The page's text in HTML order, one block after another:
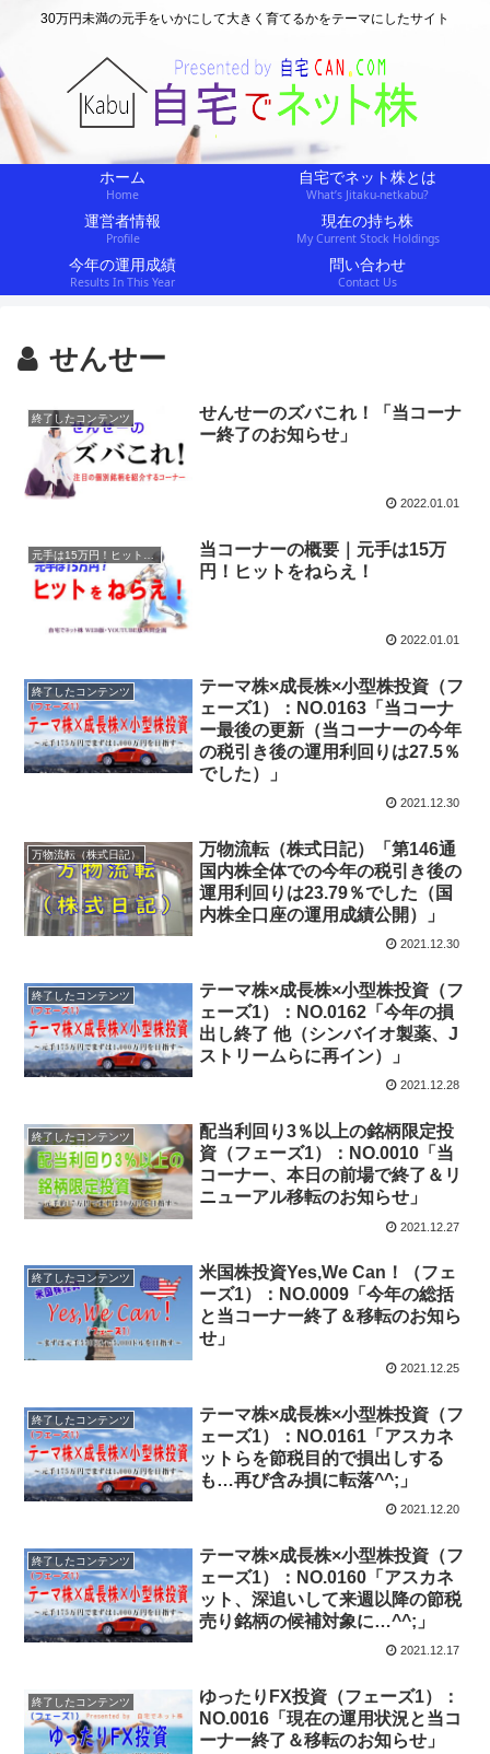
30万円未満の元手をいかにして大きく育てるかをテーマにしたサイト
ホーム
Home
自宅でネット株とは
What’s Jitaku-netkabu?
運営者情報
Profile
現在の持ち株
My Current Stock Holdings
今年の運用成績
Results In This Year
問い合わせ
Contact Us
せんせー
終了したコンテンツ
せんせーのズバこれ！「当コーナ
ー終了のお知らせ」
2022.01.01
元手は15万円！ヒットをねらえ！
当コーナーの概要｜元手は15万
円！ヒットをねらえ！
2022.01.01
終了したコンテンツ
テーマ株×成長株×小型株投資（フ
ェーズ1）：NO.0163「当コーナ
ー最後の更新（当コーナーの今年
の税引き後の運用利回りは27.5％
でした）」
2021.12.30
万物流転（株式日記）
万物流転（株式日記）「第146通
国内株全体での今年の税引き後の
運用利回りは23.79％でした（国
内株全口座の運用成績公開）」
2021.12.30
終了したコンテンツ
テーマ株×成長株×小型株投資（フ
ェーズ1）：NO.0162「今年の損
出し終了 他（シンバイオ製薬、J
ストリームらに再イン）」
2021.12.28
終了したコンテンツ
配当利回り3％以上の銘柄限定投
資（フェーズ1）：NO.0010「当
コーナー、本日の前場で終了＆リ
ニューアル移転のお知らせ」
2021.12.27
終了したコンテンツ
米国株投資Yes,We Can！（フェ
ーズ1）：NO.0009「今年の総括
と当コーナー終了＆移転のお知ら
せ」
2021.12.25
終了したコンテンツ
テーマ株×成長株×小型株投資（フ
ェーズ1）：NO.0161「アスカネ
ットらを節税目的で損出しする
も…再び含み損に転落^^;」
2021.12.20
終了したコンテンツ
テーマ株×成長株×小型株投資（フ
ェーズ1）：NO.0160「アスカネ
ット、深追いして来週以降の節税
売り銘柄の候補対象に…^^;」
2021.12.17
終了したコンテンツ
ゆったりFX投資（フェーズ1）：
NO.0016「現在の運用状況と当コ
ーナー終了＆移転のお知らせ」